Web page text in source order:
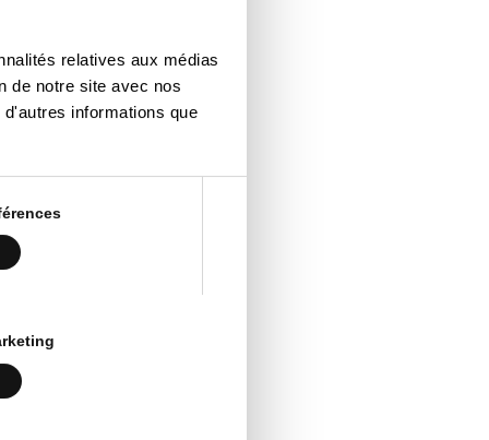
relatives aux médias
de notre site avec nos
informations que